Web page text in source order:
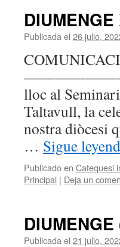
Publicada el 26 julio,
lloc al
Taltavull, la
nostra diòcesi
… Sigue
Publicado en Catequesi
Principal | Deja un
Publicada el 21 julio,